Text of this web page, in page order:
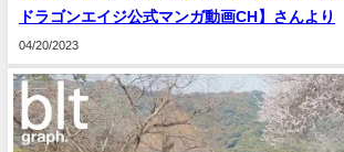
ドラゴンエイジ公式マンガ動画CH】さんより
04/20/2023